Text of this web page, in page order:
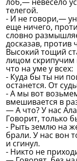
телегой.
- И не говори,—
еще ничего,
словно
досказав, против
Высокий тощий
лицом скрипучим
что на уме у всех:
- Куда бы ты ни
останется. От
- А мы вот
вмешивается в
— А что? У нас
Говорит, только
- Рыть землю на
брали. У нас вон
и сгинул.
- Никто не